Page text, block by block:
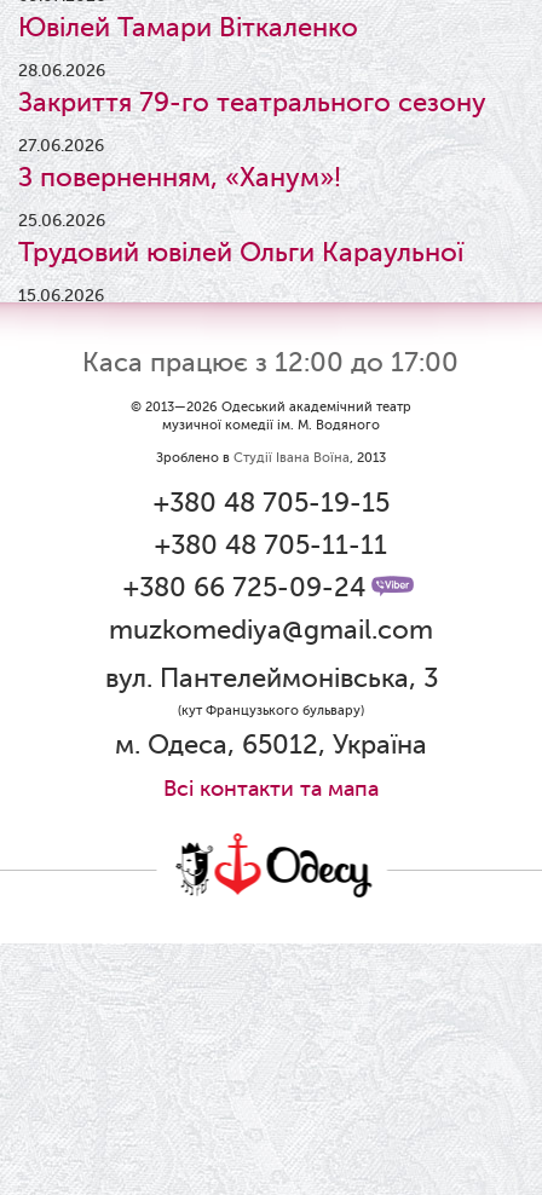
Ювілей Тамари Віткаленко
28.06.2026
Закриття 79-го театрального сезону
27.06.2026
З поверненням, «Ханум»!
25.06.2026
Трудовий ювілей Ольги Караульної
15.06.2026
Результати конкурсу
09.06.2026
Вітаємо Ірину Візіренко з
народженням дівчинки!
Дякуємо за свято!
Графік роботи каси 1 червня
Ювілей Олени Редько
Ювілей Станіслава Зайцева
18.05.2026
Шукаємо інженерів і техніків
17.05.2026
Ювілей Валентини Бородіної
13.05.2026
Конкурс на заміщення вакантних
посад
Каса працює з 12:00 до 17:00
© 2013—2026 Одеський академічний театр
музичної комедії ім. М. Водяного
Зроблено в Студії Івана Воїна, 2013
+380 48 705-19-15
+380 48 705-11-11
+380 66 725-09-24
muzkomediya@gmail.com
вул. Пантелеймонівська, 3
(кут Французького бульвару)
м. Одеса, 65012, Україна
Всi контакти та мапа